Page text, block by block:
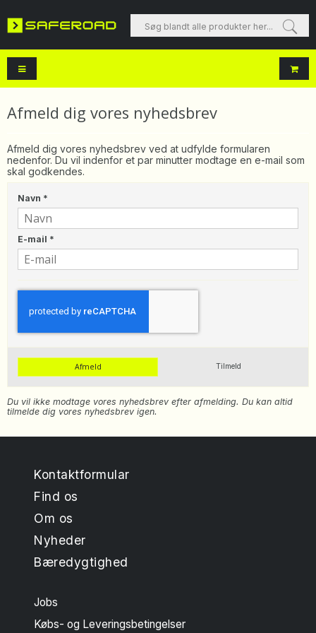
Søg blandt alle produkter her...
Afmeld dig vores nyhedsbrev
Afmeld dig vores nyhedsbrev ved at udfylde formularen
nedenfor. Du vil indenfor et par minutter modtage en e-mail som
skal godkendes.
Navn *
E-mail *
Afmeld Tilmeld
Du vil ikke modtage vores nyhedsbrev efter afmelding. Du kan altid
tilmelde dig vores nyhedsbrev igen.
Kontaktformular
Find os
Om os
Nyheder
Bæredygtighed
Jobs
Købs- og Leveringsbetingelser